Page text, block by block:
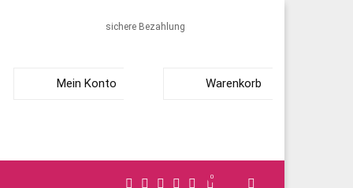
sichere Bezahlung
Mein Konto Warenkorb
0